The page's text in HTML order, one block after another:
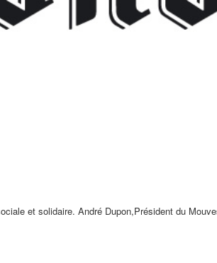
et solidaire. André Dupon,Président du